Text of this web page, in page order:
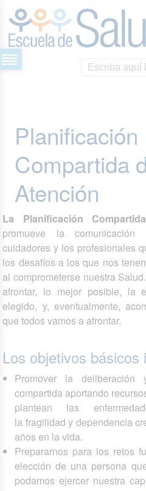
Planificación
Compartida
Atención
La Planificación
promueve la
cuidadores y los profesionales
los desafíos a los que nos
al comprometerse nuestra
afrontar, lo mejor posible, la
elegido, y, eventualmente,
que todos vamos a afrontar.
Los objetivos básicos
Promover la
compartida aportando
plantean las
la fragilidad y dependencia
años en la vida.
Prepararnos para los retos
elección de una persona
podamos ejercer nuestra